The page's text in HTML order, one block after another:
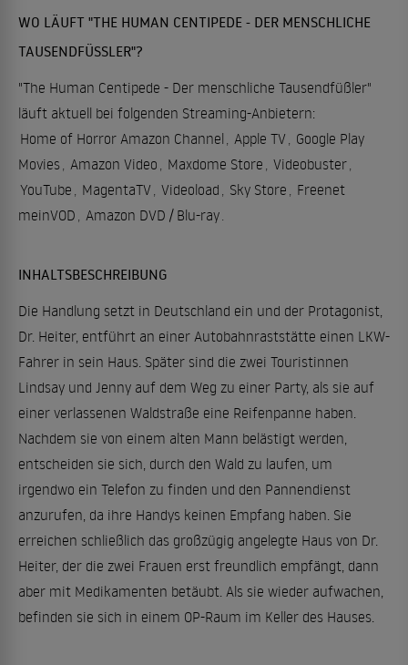
WO LÄUFT "THE HUMAN CENTIPEDE - DER MENSCHLICHE
TAUSENDFÜSSLER"?
"The Human Centipede - Der menschliche Tausendfüßler"
läuft aktuell bei folgenden Streaming-Anbietern:
Home of Horror Amazon Channel
Apple TV Google Play
Movies Amazon Video Maxdome Store Videobuster
YouTube
MagentaTV Videoload Sky Store
Freenet
meinVOD
Amazon DVD / Blu-ray
INHALTSBESCHREIBUNG
Die Handlung setzt in Deutschland ein und der Protagonist,
Dr. Heiter, entführt an einer Autobahnraststätte einen LKW-
Fahrer in sein Haus. Später sind die zwei Touristinnen
Lindsay und Jenny auf dem Weg zu einer Party, als sie auf
einer verlassenen Waldstraße eine Reifenpanne haben.
Nachdem sie von einem alten Mann belästigt werden,
entscheiden sie sich, durch den Wald zu laufen, um
irgendwo ein Telefon zu finden und den Pannendienst
anzurufen, da ihre Handys keinen Empfang haben. Sie
erreichen schließlich das großzügig angelegte Haus von Dr.
Heiter, der die zwei Frauen erst freundlich empfängt, dann
aber mit Medikamenten betäubt. Als sie wieder aufwachen,
befinden sie sich in einem OP-Raum im Keller des Hauses.